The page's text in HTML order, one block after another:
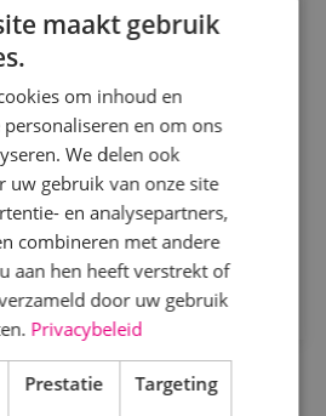
Fulltime MBO
en vooruitdenken. Als
maak jij het
vacature
solliciteren
maakt gebruik
om inhoud en
en om ons
We delen ook
uw gebruik van onze site
en analysepartners,
combineren met andere
aan hen heeft verstrekt of
door uw gebruik
Privacybeleid
Prestatie Targeting